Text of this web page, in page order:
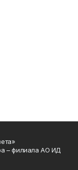
– филиала АО ИД